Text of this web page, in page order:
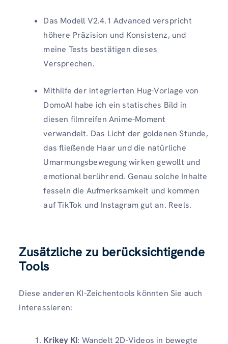
Das Modell V2.4.1 Advanced verspricht
höhere Präzision und Konsistenz, und
meine Tests bestätigen dieses
Versprechen.
Mithilfe der integrierten Hug-Vorlage von
DomoAI habe ich ein statisches Bild in
diesen filmreifen Anime-Moment
verwandelt. Das Licht der goldenen Stunde,
das fließende Haar und die natürliche
Umarmungsbewegung wirken gewollt und
emotional berührend. Genau solche Inhalte
fesseln die Aufmerksamkeit und kommen
auf TikTok und Instagram gut an. Reels.
Zusätzliche zu berücksichtigende
Tools
Diese anderen KI-Zeichentools könnten Sie auch
interessieren:
Krikey KI: Wandelt 2D-Videos in bewegte